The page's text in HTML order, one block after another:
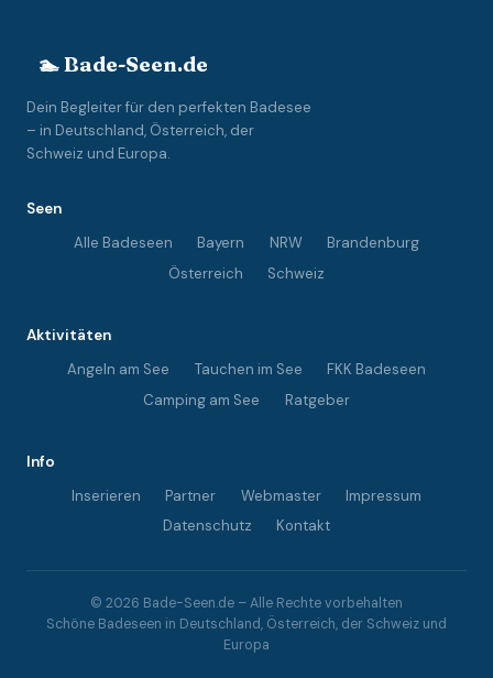
🏊 Bade-Seen.de
Dein Begleiter für den perfekten Badesee
– in Deutschland, Österreich, der
Schweiz und Europa.
Seen
Alle Badeseen
Bayern NRW
Brandenburg
Österreich
Schweiz
Aktivitäten
Angeln am See
Tauchen im See
FKK Badeseen
Camping am See
Ratgeber
Info
Inserieren
Partner Webmaster
Impressum
Datenschutz
Kontakt
© 2026 Bade-Seen.de – Alle Rechte vorbehalten
Schöne Badeseen in Deutschland, Österreich, der Schweiz und
Europa